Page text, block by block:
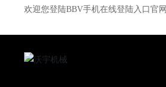
欢迎您登陆BBV手机在线登陆入口官网